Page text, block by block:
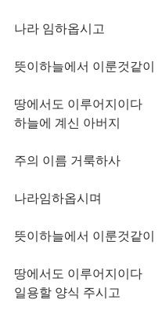
나라 임하옵시고
뜻이하늘에서 이룬것같이
땅에서도 이루어지이다
하늘에 계신 아버지
주의 이름 거룩하사
나라임하옵시며
뜻이하늘에서 이룬것같이
땅에서도 이루어지이다
일용할 양식 주시고